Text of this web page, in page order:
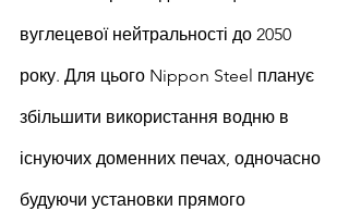
вуглецевої нейтральності до 2050
року. Для цього Nippon Steel планує
збільшити використання водню в
існуючих доменних печах, одночасно
будуючи установки прямого